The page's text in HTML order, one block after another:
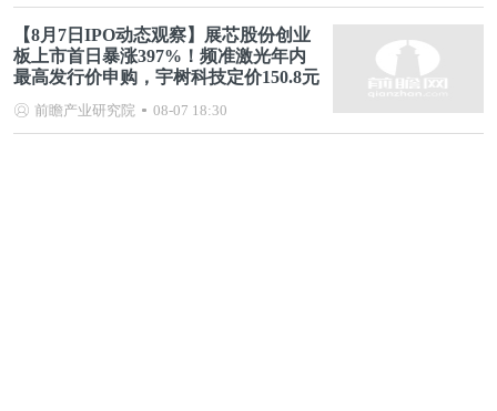
【8月7日IPO动态观察】展芯股份创业
板上市首日暴涨397%！频准激光年内
最高发行价申购，宇树科技定价150.8元
前瞻产业研究院 08-07 18:30